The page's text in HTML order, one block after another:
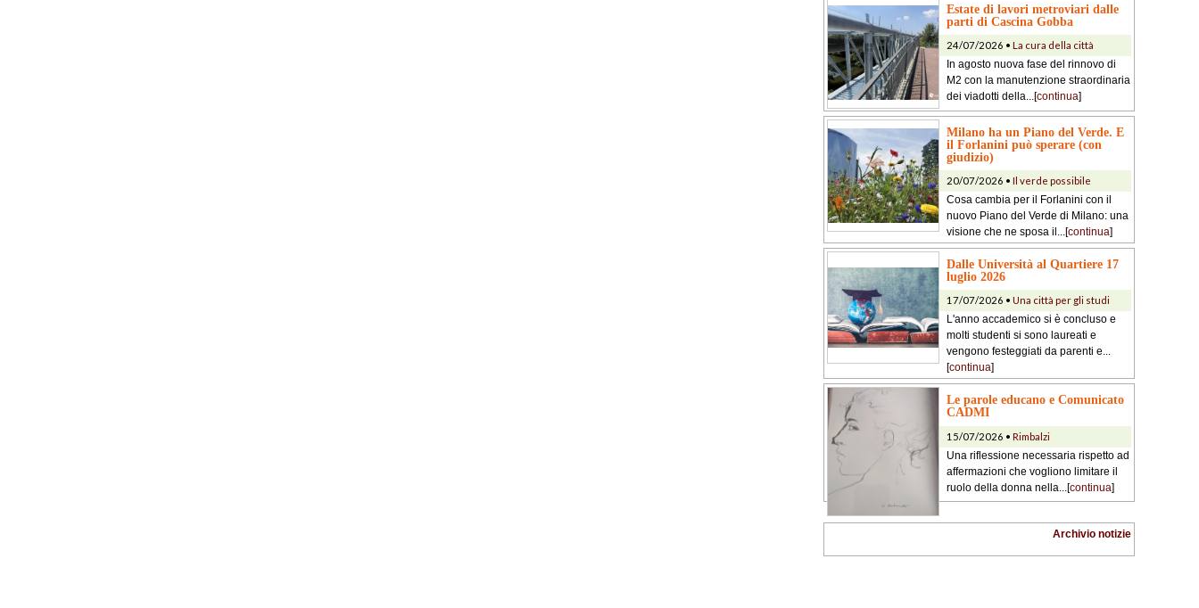
Estate di lavori metroviari dalle
parti di Cascina Gobba
24/07/2026 • La cura della città
In agosto nuova fase del rinnovo di
M2 con la manutenzione straordinaria
dei viadotti della...[continua]
Milano ha un Piano del Verde. E
il Forlanini può sperare (con
giudizio)
20/07/2026 • Il verde possibile
Cosa cambia per il Forlanini con il
nuovo Piano del Verde di Milano: una
visione che ne sposa il...[continua]
Dalle Università al Quartiere 17
luglio 2026
17/07/2026 • Una città per gli studi
L'anno accademico si è concluso e
molti studenti si sono laureati e
vengono festeggiati da parenti e...
[continua]
Le parole educano e Comunicato
CADMI
15/07/2026 • Rimbalzi
Una riflessione necessaria rispetto ad
affermazioni che vogliono limitare il
ruolo della donna nella...[continua]
Archivio notizie